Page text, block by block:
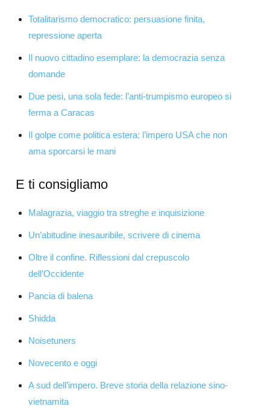
Totalitarismo democratico: persuasione finita,
repressione aperta
Il nuovo cittadino esemplare: la democrazia senza
domande
Due pesi, una sola fede: l’anti-trumpismo europeo si
ferma a Caracas
Il golpe come politica estera: l’impero USA che non
ama sporcarsi le mani
E ti consigliamo
Malagrazia, viaggio tra streghe e inquisizione
Un’abitudine inesauribile, scrivere di cinema
Oltre il confine. Riflessioni dal crepuscolo
dell’Occidente
Pancia di balena
Shidda
Noisetuners
Novecento e oggi
A sud dell’impero. Breve storia della relazione sino-
vietnamita